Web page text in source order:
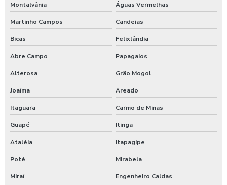
Montalvânia Águas Vermelhas
Martinho Campos Candeias
Bicas Felixlândia
Abre Campo Papagaios
Alterosa Grão Mogol
Joaíma Areado
Itaguara Carmo de Minas
Guapé Itinga
Ataléia Itapagipe
Poté Mirabela
Miraí Engenheiro Caldas